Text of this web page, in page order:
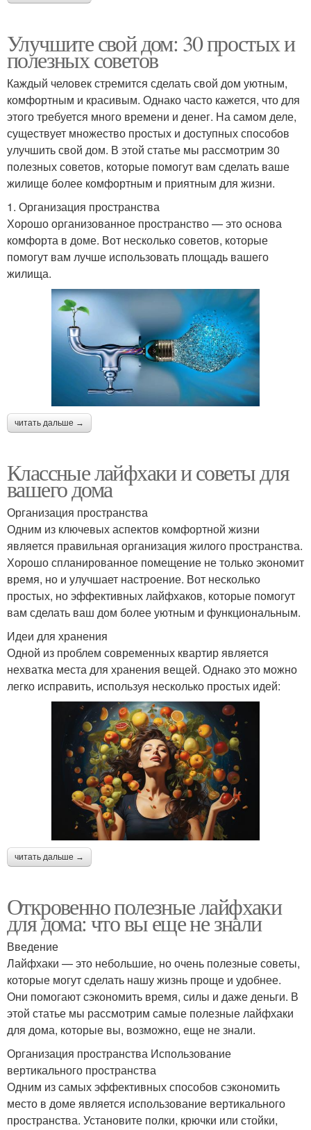
Улучшите свой дом: 30 простых и
полезных советов
Каждый человек стремится сделать свой дом уютным,
комфортным и красивым. Однако часто кажется, что для
этого требуется много времени и денег. На самом деле,
существует множество простых и доступных способов
улучшить свой дом. В этой статье мы рассмотрим 30
полезных советов, которые помогут вам сделать ваше
жилище более комфортным и приятным для жизни.
1. Организация пространства
Хорошо организованное пространство — это основа
комфорта в доме. Вот несколько советов, которые
помогут вам лучше использовать площадь вашего
жилища.
читать дальше →
Классные лайфхаки и советы для
вашего дома
Организация пространства
Одним из ключевых аспектов комфортной жизни
является правильная организация жилого пространства.
Хорошо спланированное помещение не только экономит
время, но и улучшает настроение. Вот несколько
простых, но эффективных лайфхаков, которые помогут
вам сделать ваш дом более уютным и функциональным.
Идеи для хранения
Одной из проблем современных квартир является
нехватка места для хранения вещей. Однако это можно
легко исправить, используя несколько простых идей:
читать дальше →
Откровенно полезные лайфхаки
для дома: что вы еще не знали
Введение
Лайфхаки — это небольшие, но очень полезные советы,
которые могут сделать нашу жизнь проще и удобнее.
Они помогают сэкономить время, силы и даже деньги. В
этой статье мы рассмотрим самые полезные лайфхаки
для дома, которые вы, возможно, еще не знали.
Организация пространства Использование
вертикального пространства
Одним из самых эффективных способов сэкономить
место в доме является использование вертикального
пространства. Установите полки, крючки или стойки,